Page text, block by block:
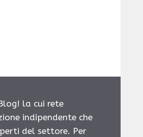
la cui rete
indipendente che
del settore. Per